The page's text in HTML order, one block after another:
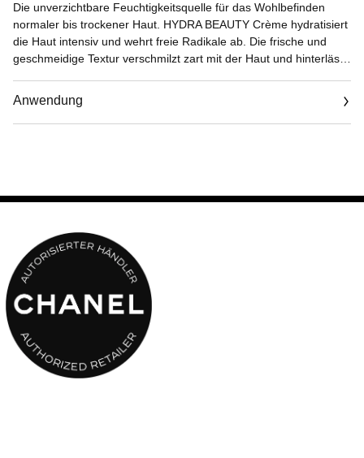
Die unverzichtbare Feuchtigkeitsquelle für das Wohlbefinden
normaler bis trockener Haut. HYDRA BEAUTY Crème hydratisiert
die Haut intensiv und wehrt freie Radikale ab. Die frische und
geschmeidige Textur verschmilzt zart mit der Haut und hinterlässt
Mit der Pflegelinie HYDRA BEAUTY präsentiert die Forschung
von CHANEL die außergewöhnliche Leistungskraft der Kamelie
und ihren exklusiven Aktivstoff* mit höchster Hydratationswirkung
herzustellen und aufrechtzuerhalten.
zart und glatt und schenkt ihr Leuchtkraft.
Nach 4 Stunden:
Hydratation: + 40%
Instrumenteller Test.
*Zum internationalen Patent angemeldet.
**PFA: PolyFraktionierung der Aktivstoffe. Von CHANEL
entwickeltes Spezialverfahren zur Gewinnung hochreiner
Anwendung